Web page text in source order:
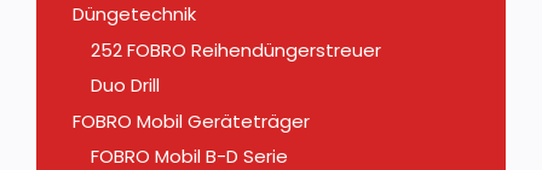
Düngetechnik
252 FOBRO Reihendüngerstreuer
Duo Drill
FOBRO Mobil Geräteträger
FOBRO Mobil B-D Serie